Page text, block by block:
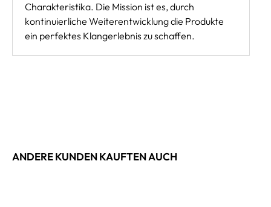
Charakteristika. Die Mission ist es, durch
kontinuierliche Weiterentwicklung die Produkte
ein perfektes Klangerlebnis zu schaffen.
ANDERE KUNDEN KAUFTEN AUCH